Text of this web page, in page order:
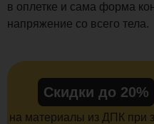
в оплетке и сама форма
напряжение со всего тела.
Скидки до 20%
на материалы из ДПК при